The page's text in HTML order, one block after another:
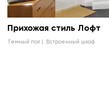
Прихожая стиль Лофт
темный пол встроенный шкаф